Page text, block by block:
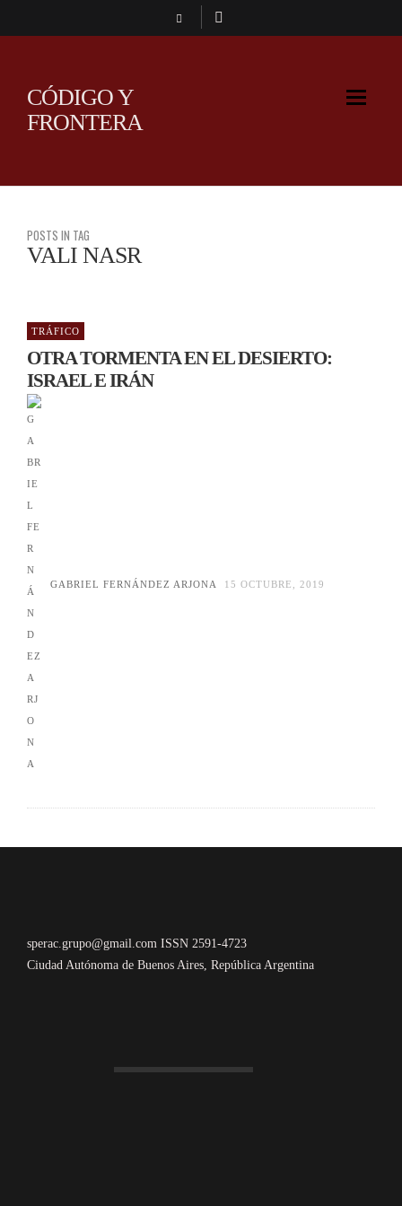
CÓDIGO Y
FRONTERA
POSTS IN TAG
VALI NASR
TRÁFICO
OTRA TORMENTA EN EL DESIERTO:
ISRAEL E IRÁN
GABRIEL FERNÁNDEZ ARJONA 15 OCTUBRE, 2019
sperac.grupo@gmail.com ISSN 2591-4723
Ciudad Autónoma de Buenos Aires, República Argentina